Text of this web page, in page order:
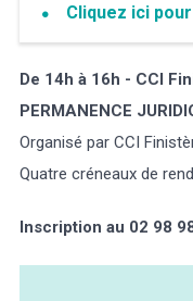
Cliquez ici
De 14h à 16h - CCI
PERMANENCE
Organisé par CCI
Quatre créneaux de
Inscription au 02 98